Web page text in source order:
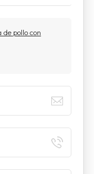
de pollo con